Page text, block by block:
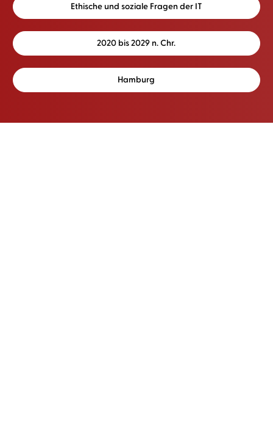
Ethische und soziale Fragen der IT
2020 bis 2029 n. Chr.
Hamburg